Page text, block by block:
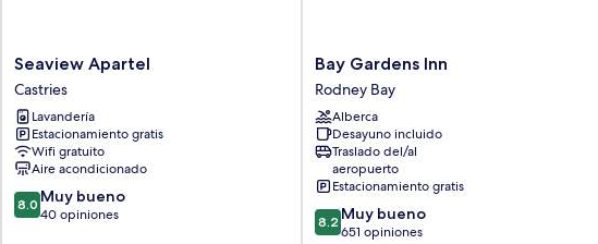
Seaview
Apartel
Castries
Seaview Apartel
Castries
Lavandería
Estacionamiento gratis
Wifi gratuito
Aire acondicionado
8.0
de
8.0 Muy bueno
40 opiniones
Bay
Gardens
Inn
Rodney
Bay
Bay Gardens Inn
Rodney Bay
Alberca
Desayuno incluido
Traslado del/al
aeropuerto
Estacionamiento gratis
8.2
de
8.2 Muy bueno
651 opiniones